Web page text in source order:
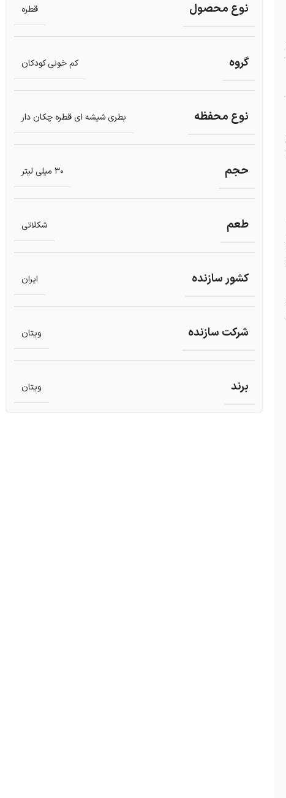
نوع محصول قطره
گروه کم خونی کودکان
نوع محفظه بطری شیشه ای قطره چکان دار
حجم 30 میلی لیتر
طعم شکلاتی
کشور سازنده ایران
شرکت سازنده ویتان
برند ویتان